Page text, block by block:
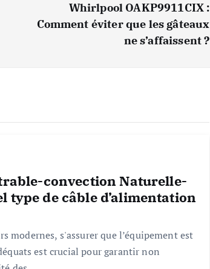
Whirlpool OAKP9911CIX :
Comment éviter que les gâteaux
ne s’affaissent ?
convection Naturelle-
type de câble d’alimentation
modernes, s'assurer que l’équipement est
est crucial pour garantir non